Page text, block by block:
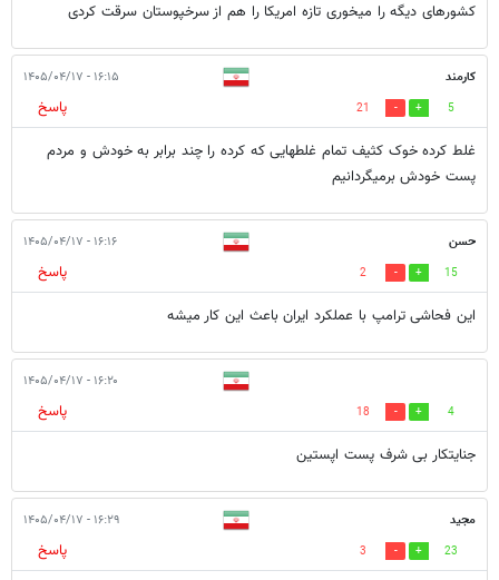
کشورهای دیگه را میخوری تازه امریکا را هم از سرخپوستان سرقت کردی
کارمند ۱۶:۱۵ - ۱۴۰۵/۰۴/۱۷
5
21
پاسخ
غلط کرده خوک کثیف تمام غلطهایی که کرده را چند برابر به خودش و مردم
پست خودش برمیگردانیم
حسن ۱۶:۱۶ - ۱۴۰۵/۰۴/۱۷
15
2
پاسخ
این فحاشی ترامپ با عملکرد ایران باعث این کار میشه
۱۶:۲۰ - ۱۴۰۵/۰۴/۱۷
4
18
پاسخ
جنایتکار بی شرف پست اپستین
مجید ۱۶:۲۹ - ۱۴۰۵/۰۴/۱۷
23
3
پاسخ